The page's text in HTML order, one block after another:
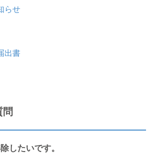
らせ
出書
問
したいです。